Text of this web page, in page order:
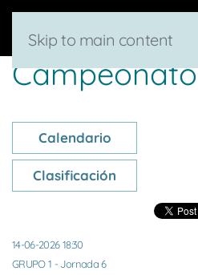
Skip to main content
Campeonato
Calendario
Clasificación
14-06-2026 18:30
GRUPO 1 - Jornada 6